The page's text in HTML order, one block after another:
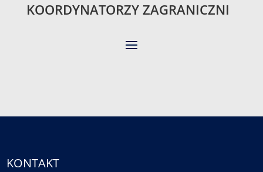
KOORDYNATORZY ZAGRANICZNI
KONTAKT